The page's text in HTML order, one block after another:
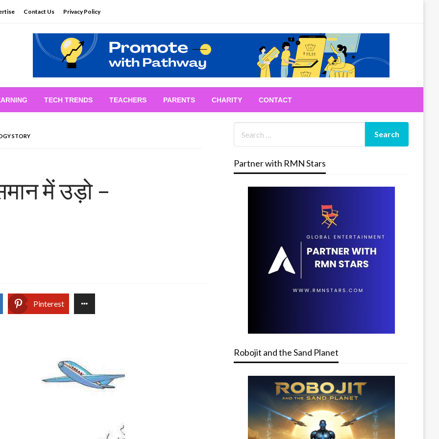
Contact Us Privacy Policy
TECH TRENDS TEACHERS PARENTS CHARITY CONTACT
STORY
में उड़ो –
Pinterest
Partner with RMN Stars
Robojit and the Sand Planet